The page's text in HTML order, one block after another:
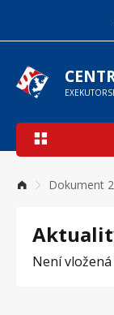
hlavnímu
obsahu
Hlavní
Dokument
Není